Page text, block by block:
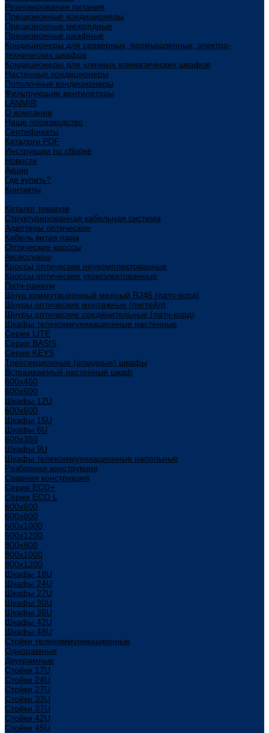
Резервирование питания
Прецизионные кондиционеры
Прецизионные межрядные
Прецизионные шкафные
Кондиционеры для серверных, промышленных, электро-
технических шкафов
Кондиционеры для уличных климатических шкафов
Настенные кондиционеры
Потолочные кондиционеры
Фильтрующие вентиляторы
LANMIR
О компании
Наше производство
Сертификаты
Каталоги PDF
Инструкции по сборке
Новости
Акции
Где купить?
Контакты
Каталог товаров
Структурированная кабельная система
Адаптеры оптические
Кабель витая пара
Оптические кроссы
Аксессуары
Кроссы оптические неукомплектованные
Кроссы оптические укомплектованные
Патч-панели
Шнур коммутационный медный RJ45 (патч-корд)
Шнуры оптические монтажные (пигтейл)
Шнуры оптические соединительные (патч-корд)
Шкафы телекоммуникационные настенные
Cерия LITE
Cерия BASIS
Cерия KEYS
Трехсекционные (откидные) шкафы
Встраиваемый настенный шкаф
600x450
600x600
Шкафы 12U
600x600
Шкафы 15U
Шкафы 6U
600x350
Шкафы 9U
Шкафы телекоммуникационные напольные
Разборная конструкция
Сварная конструкция
Серия ECO+
Серия ECO L
600x600
600x800
600х1000
600х1200
800x800
800х1000
800х1200
Шкафы 18U
Шкафы 24U
Шкафы 27U
Шкафы 30U
Шкафы 36U
Шкафы 42U
Шкафы 48U
Стойки телекоммуникационные
Однорамные
Двухрамные
Стойки 17U
Стойки 24U
Стойки 27U
Стойки 33U
Стойки 37U
Стойки 42U
Стойки 45U